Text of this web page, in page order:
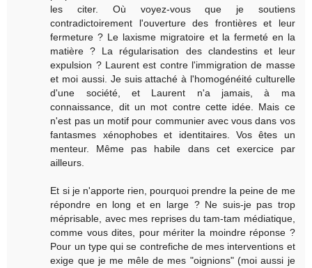
les citer. Où voyez-vous que je soutiens
contradictoirement l'ouverture des frontières et leur
fermeture ? Le laxisme migratoire et la fermeté en la
matière ? La régularisation des clandestins et leur
expulsion ? Laurent est contre l'immigration de masse
et moi aussi. Je suis attaché à l'homogénéité culturelle
d'une société, et Laurent n'a jamais, à ma
connaissance, dit un mot contre cette idée. Mais ce
n'est pas un motif pour communier avec vous dans vos
fantasmes xénophobes et identitaires. Vos êtes un
menteur. Même pas habile dans cet exercice par
ailleurs.
Et si je n'apporte rien, pourquoi prendre la peine de me
répondre en long et en large ? Ne suis-je pas trop
méprisable, avec mes reprises du tam-tam médiatique,
comme vous dites, pour mériter la moindre réponse ?
Pour un type qui se contrefiche de mes interventions et
exige que je me mêle de mes "oignions" (moi aussi je